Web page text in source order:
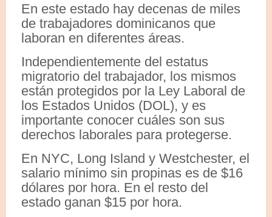
En este estado hay decenas de miles
de trabajadores dominicanos que
laboran en diferentes áreas.
Independientemente del estatus
migratorio del trabajador, los mismos
están protegidos por la Ley Laboral de
los Estados Unidos (DOL), y es
importante conocer cuáles son sus
derechos laborales para protegerse.
En NYC, Long Island y Westchester, el
salario mínimo sin propinas es de $16
dólares por hora. En el resto del
estado ganan $15 por hora.